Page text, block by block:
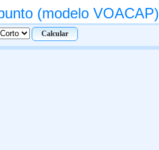
(modelo VOACAP)